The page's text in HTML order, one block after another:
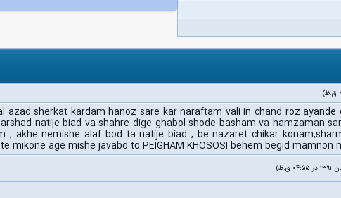
azad sherkat kardam hanoz sare kar naraftam vali in chand roz ayande
natije biad va shahre dige ghabol shode basham va hamzaman
, akhe nemishe alaf bod ta natije biad , be nazaret chikar
mikone age mishe javabo to PEIGHAM KHOSOSI behem begid mamnon